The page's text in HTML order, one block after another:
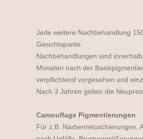
Jede weitere Nachbehandlung
Gesichtspartie
Nachbehandlungen sind
Monaten nach der
verpflichtend vorgesehen und
Nach 3 Jahren gelten die
Camouflage Pigmentierungen
Für z.B. Narbenretuschierungen,